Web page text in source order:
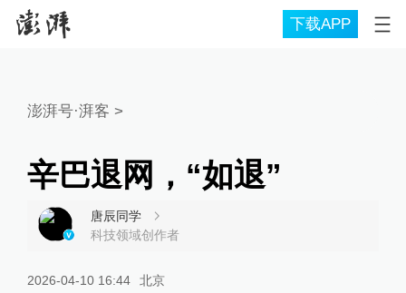
下载APP
澎湃号·湃客 >
辛巴退网，“如退”
唐辰同学
科技领域创作者
2026-04-10 16:44 北京